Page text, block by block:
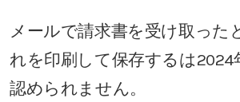
メールで請求書を受け取った
れを印刷して保存するは2024
認められません。